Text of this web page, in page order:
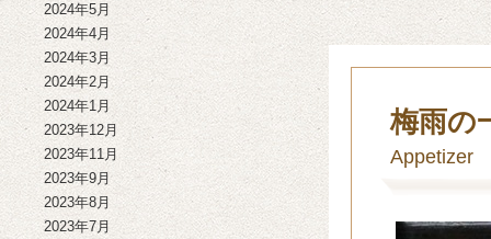
2024年5月
2024年4月
2024年3月
2024年2月
2024年1月
2023年12月
2023年11月
2023年9月
2023年8月
2023年7月
梅雨の
Appetizer